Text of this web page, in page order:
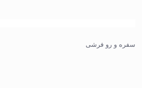
سفره و رو فرشی